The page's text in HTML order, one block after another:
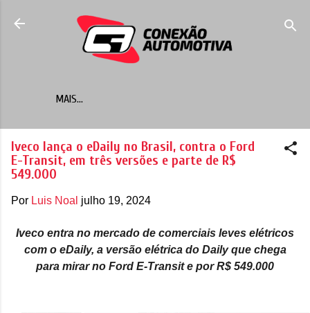
Pular para o conteúdo principal
MAIS…
Iveco lança o eDaily no Brasil, contra o Ford
E-Transit, em três versões e parte de R$
549.000
Por Luis Noal julho 19, 2024
Iveco entra no mercado de comerciais leves elétricos
com o eDaily, a versão elétrica do Daily que chega
para mirar no Ford E-Transit e por R$ 549.000